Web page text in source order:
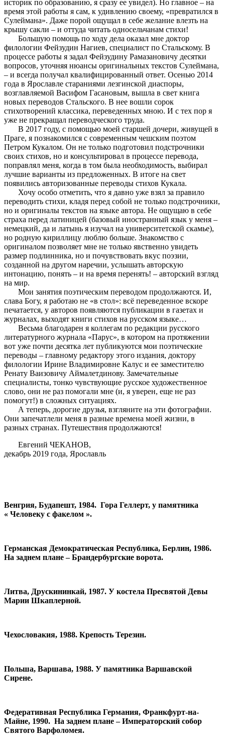
историк по образованию, я сразу ее увидел). Но главное – на
время этой работы я сам, к удивлению своему, «превратился в
Сулеймана». Даже порой ощущал в себе желание влезть на
крышу сакли – и оттуда читать односельчанам стихи!
Большую помощь по ходу дела оказал мне доктор
филологии Фейзудин Нагиев, специалист по Стальскому. В
процессе работы я задал Фейзудину Рамазановичу десятки
вопросов, уточняя нюансы оригинальных текстов Сулеймана,
– и всегда получал квалифицированный ответ. Осенью 2014
года в Ярославле стараниями лезгинской диаспоры,
возглавляемой Васифом Гасановым, вышла в свет книга
новых переводов Стальского. В нее вошли сорок
стихотворений классика, переведенных мною. И с тех пор я
уже не прекращал переводческого труда.
В 2017 году, с помощью моей старшей дочери, живущей в
Праге, я познакомился с современным чешским поэтом
Петром Кукалом. Он не только подготовил подстрочники
своих стихов, но и консультировал в процессе перевода,
поправлял меня, когда в том была необходимость, выбирал
лучшие варианты из предложенных. В итоге на свет
появились авторизованные переводы стихов Кукала.
Хочу особо отметить, что я давно уже взял за правило
переводить стихи, кладя перед собой не только подстрочники,
но и оригиналы текстов на языке автора. Не ощущаю в себе
страха перед латиницей (базовый иностранный язык у меня –
немецкий, да и латынь я изучал на университетской скамье),
но родную кириллицу люблю больше. Знакомство с
оригиналом позволяет мне не только явственно увидеть
размер подлинника, но и почувствовать вкус поэзии,
созданной на другом наречии, услышать авторскую
интонацию, понять – и на время перенять! – авторский взгляд
на мир.
Мои занятия поэтическим переводом продолжаются. И,
слава Богу, я работаю не «в стол»: всё переведенное вскоре
печатается, у авторов появляются публикации в газетах и
журналах, выходят книги стихов на русском языке…
Весьма благодарен я коллегам по редакции русского
литературного журнала «Парус», в котором на протяжении
вот уже почти десятка лет публикуются мои поэтические
переводы – главному редактору этого издания, доктору
филологии Ирине Владимировне Калус и ее заместителю
Ренату Ваизовичу Аймалетдинову. Замечательные
специалисты, тонко чувствующие русское художественное
слово, они не раз помогали мне (и, я уверен, еще не раз
помогут!) в сложных ситуациях.
А теперь, дорогие друзья, взгляните на эти фотографии.
Они запечатлели меня в разные времена моей жизни, в
разных странах. Путешествия продолжаются!
Евгений ЧЕКАНОВ,
декабрь 2019 года, Ярославль
Венгрия, Будапешт, 1984. Гора Геллерт, у памятника
« Человеку с факелом ».
Германская Демократическая Республика, Берлин, 1986.
На заднем плане – Брандербургские ворота.
Литва, Друскининкай, 1987. У костела Пресвятой Девы
Марии Шкаплерной.
Чехословакия, 1988. Крепость Терезин.
Польша, Варшава, 1988. У памятника Варшавской
Сирене.
Федеративная Республика Германия, Франкфурт-на-
Майне, 1990. На заднем плане – Императорский собор
Святого Варфоломея.